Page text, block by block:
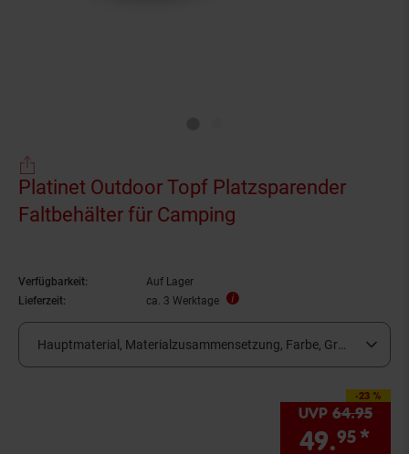
Platinet Outdoor Topf Platzsparender
Faltbehälter für Camping
Verfügbarkeit:
Auf Lager
Lieferzeit:
ca. 3 Werktage
Hauptmaterial, Materialzusammensetzung, Farbe, Größe: Metall,
-23 %
Sie Sparen 23
UVP 64.95
49.95 *